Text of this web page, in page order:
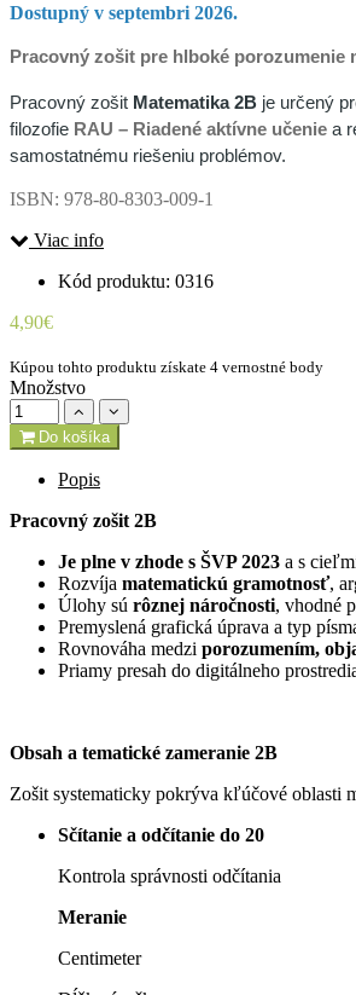
Dostupný v septembri 2026.
Pracovný zošit pre hlboké porozumenie
Pracovný zošit Matematika 2B je určený
filozofie RAU – Riadené aktívne učenie a
samostatnému riešeniu problémov.
ISBN: 978-80-8303-009-1
Viac info
Kód produktu: 0316
4,90€
Kúpou tohto produktu získate 4 vernostné body
Množstvo
Do košíka
Popis
Pracovný zošit 2B
Je plne v zhode s ŠVP 2023 a s
Rozvíja matematickú gramotnosť,
Úlohy sú rôznej náročnosti, vhodné
Premyslená grafická úprava a typ
Rovnováha medzi porozumením,
Priamy presah do digitálneho
Obsah a tematické zameranie 2B
Zošit systematicky pokrýva kľúčové oblasti
Sčítanie a odčítanie do 20
Kontrola správnosti odčítania
Meranie
Centimeter